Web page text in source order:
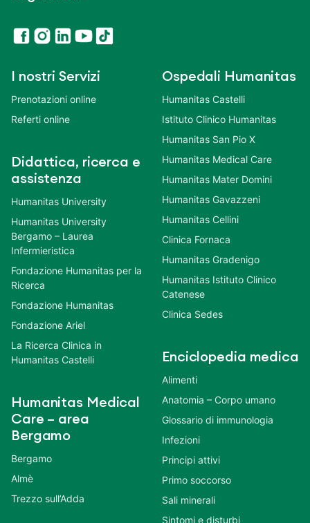
I nostri Servizi
Prenotazioni online
Referti online
Didattica, ricerca e
assistenza
Humanitas University
Humanitas University
Bergamo – Laurea
Infermieristica
Fondazione Humanitas per la
Ricerca
Fondazione Humanitas
Fondazione Ariel
La Ricerca Clinica in
Humanitas Castelli
Humanitas Medical
Care – area
Bergamo
Bergamo
Almè
Trezzo sull’Adda
Ospedali Humanitas
Humanitas Castelli
Istituto Clinico Humanitas
Humanitas San Pio X
Humanitas Medical Care
Humanitas Mater Domini
Humanitas Gavazzeni
Humanitas Cellini
Clinica Fornaca
Humanitas Gradenigo
Humanitas Istituto Clinico
Catenese
Clinica Sedes
Enciclopedia medica
Alimenti
Anatomia – Corpo umano
Glossario di immunologia
Infezioni
Principi attivi
Primo soccorso
Sali minerali
Sintomi e disturbi